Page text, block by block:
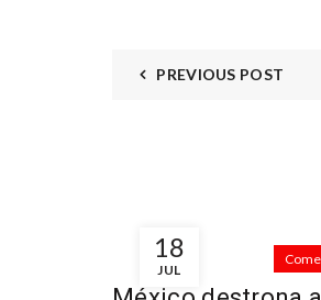
PREVIOUS POST
18
JUL